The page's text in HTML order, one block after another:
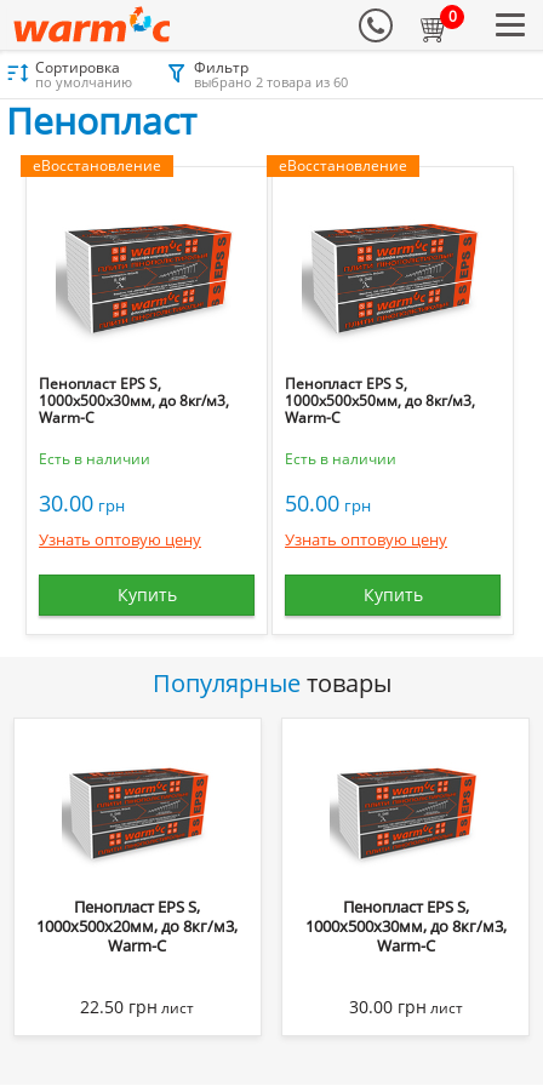
0
Материалы для утепления Каталог Пенопласт
Сортировка
по умолчанию
Фильтр
выбрано 2 товара из 60
Пенопласт
еВосстановление
Пенопласт EPS S,
1000х500х30мм, до 8кг/м3,
Warm-C
Есть в наличии
30.00 грн
Узнать оптовую цену
Купить
еВосстановление
Пенопласт EPS S,
1000х500х50мм, до 8кг/м3,
Warm-C
Есть в наличии
50.00 грн
Узнать оптовую цену
Купить
Популярныетовары
Пенопласт EPS S,
1000х500х20мм, до 8кг/м3,
Warm-C
22.50 грн лист
Пенопласт EPS S,
1000х500х30мм, до 8кг/м3,
Warm-C
30.00 грн лист